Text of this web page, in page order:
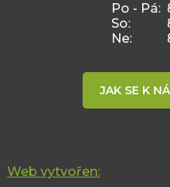
Po - Pá:
So:
Ne:
JAK SE K
Web vytvořen: